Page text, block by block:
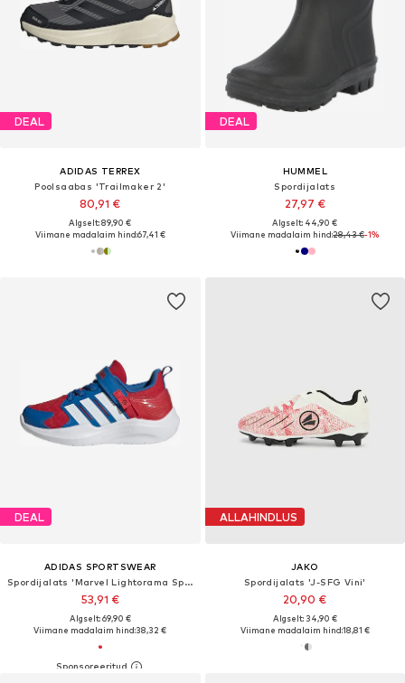
DEAL
ADIDAS TERREX
Poolsaabas 'Trailmaker 2'
80,91 €
Algselt: 89,90 €
Viimane madalaim hind:67,41 €
DEAL
HUMMEL
Spordijalats
27,97 €
Algselt: 44,90 €
Viimane madalaim hind:28,43 €-1%
DEAL
ADIDAS SPORTSWEAR
Spordijalats 'Marvel Lightorama Spider-Man'
53,91 €
Algselt: 69,90 €
Viimane madalaim hind:38,32 €
ALLAHINDLUS
JAKO
Spordijalats 'J-SFG Vini'
20,90 €
Algselt: 34,90 €
Viimane madalaim hind:18,81 €